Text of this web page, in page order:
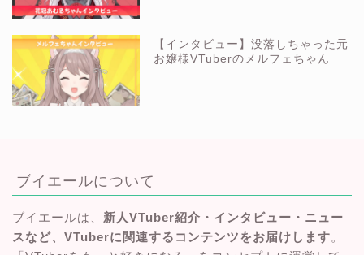
【インタビュー】没落しちゃった元
お嬢様VTuberのメルフェちゃん
ブイエールについて
ブイエールは、 新人VTuber紹介・インタビュー・ニュー
スなど、VTuberに関連するコンテンツをお届けします。